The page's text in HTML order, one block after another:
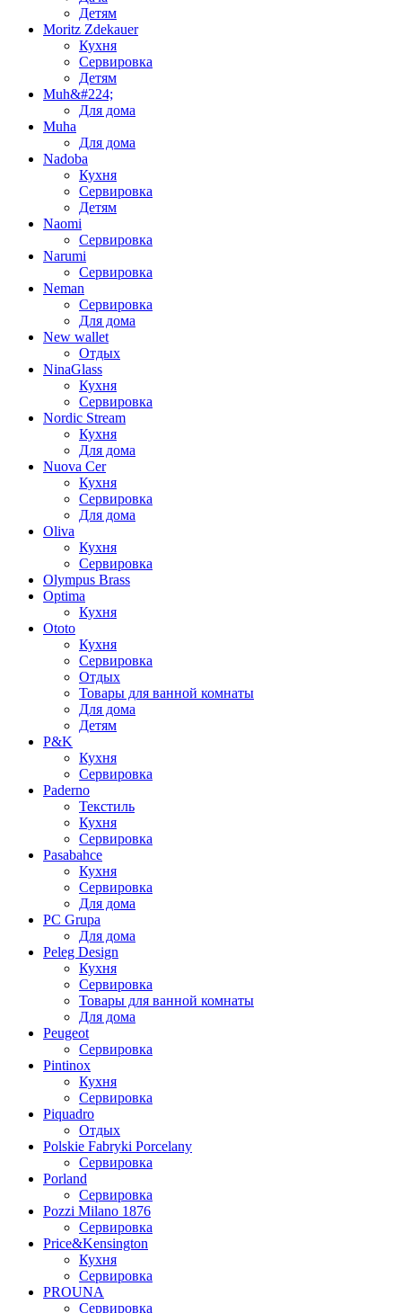
Детям
Moritz Zdekauer
Кухня
Сервировка
Детям
Muh&#224;
Для дома
Muha
Для дома
Nadoba
Кухня
Сервировка
Детям
Naomi
Сервировка
Narumi
Сервировка
Neman
Сервировка
Для дома
New wallet
Отдых
NinaGlass
Кухня
Сервировка
Nordic Stream
Кухня
Для дома
Nuova Cer
Кухня
Сервировка
Для дома
Oliva
Кухня
Сервировка
Olympus Brass
Optima
Кухня
Ototo
Кухня
Сервировка
Отдых
Товары для ванной комнаты
Для дома
Детям
P&K
Кухня
Сервировка
Paderno
Текстиль
Кухня
Сервировка
Pasabahce
Кухня
Сервировка
Для дома
PC Grupa
Для дома
Peleg Design
Кухня
Сервировка
Товары для ванной комнаты
Для дома
Peugeot
Сервировка
Pintinox
Кухня
Сервировка
Piquadro
Отдых
Polskie Fabryki Porcelany
Сервировка
Porland
Сервировка
Pozzi Milano 1876
Сервировка
Price&Kensington
Кухня
Сервировка
PROUNA
Сервировка